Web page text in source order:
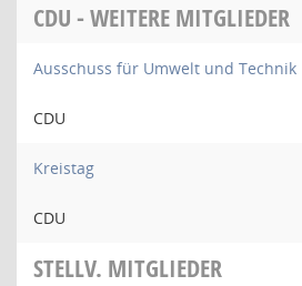
CDU - WEITERE MITGLIEDER
Ausschuss für Umwelt und Technik
CDU
Kreistag
CDU
STELLV. MITGLIEDER